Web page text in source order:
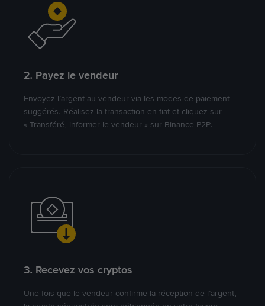
2. Payez le vendeur
Envoyez l’argent au vendeur via les modes de paiement
suggérés. Réalisez la transaction en fiat et cliquez sur
« Transféré, informer le vendeur » sur Binance P2P.
3. Recevez vos cryptos
Une fois que le vendeur confirme la réception de l’argent,